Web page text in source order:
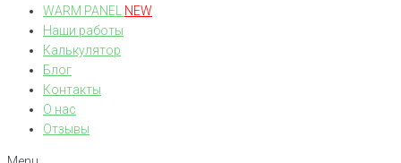
WARM PANEL
NEW
Наши работы
Калькулятор
Блог
Контакты
О нас
Отзывы